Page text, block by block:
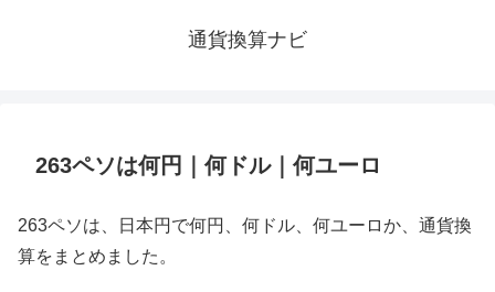
通貨換算ナビ
263ペソは何円｜何ドル｜何ユーロ
263ペソは、日本円で何円、何ドル、何ユーロか、通貨換
算をまとめました。